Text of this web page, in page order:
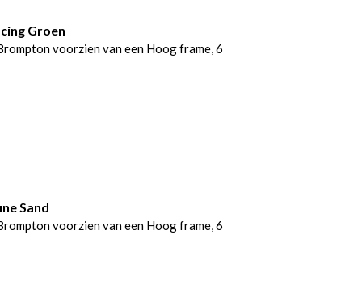
Groen
voorzien van een Hoog frame, 6
Sand
voorzien van een Hoog frame, 6